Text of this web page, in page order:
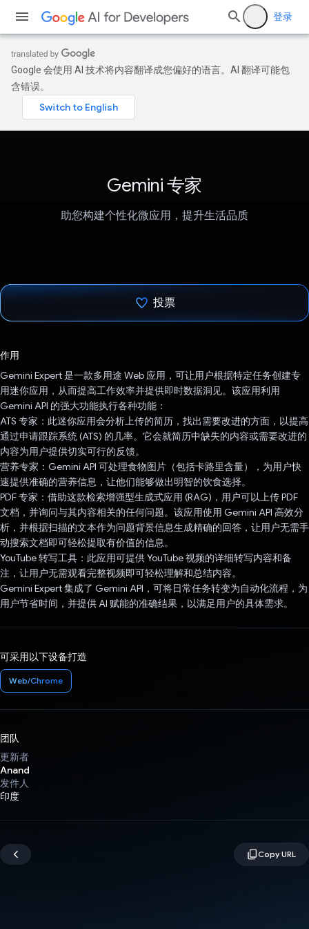
登录
Google 会使用 AI 技术将内容翻译成您偏好的语言。AI 翻译可能包
含错误。
Gemini 专家
助您构建个性化微应用，提升生活品质
投票
作用
Gemini Expert 是一款多用途 Web 应用，可让用户根据特定任务创建专
用迷你应用，从而提高工作效率并提供即时数据洞见。该应用利用
Gemini API 的强大功能执行各种功能：
ATS 专家：此迷你应用会分析上传的简历，找出需要改进的方面，以提高
通过申请跟踪系统 (ATS) 的几率。它会就简历中缺失的内容或需要改进的
内容为用户提供切实可行的反馈。
营养专家：Gemini API 可处理食物图片（包括卡路里含量），为用户快
速提供准确的营养信息，让他们能够做出明智的饮食选择。
PDF 专家：借助这款检索增强型生成式应用 (RAG)，用户可以上传 PDF
文档，并询问与其内容相关的任何问题。该应用使用 Gemini API 高效分
析，并根据扫描的文本作为问题背景信息生成精确的回答，让用户无需手
动搜索文档即可轻松提取有价值的信息。
YouTube 转写工具：此应用可提供 YouTube 视频的详细转写内容和备
注，让用户无需观看完整视频即可轻松理解和总结内容。
Gemini Expert 集成了 Gemini API，可将日常任务转变为自动化流程，为
用户节省时间，并提供 AI 赋能的准确结果，以满足用户的具体需求。
可采用以下设备打造
Web/Chrome
团队
更新者
Anand
发件人
印度